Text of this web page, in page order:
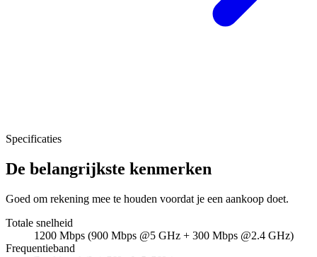
Specificaties
De belangrijkste kenmerken
Goed om rekening mee te houden voordat je een aankoop doet.
Totale snelheid
1200 Mbps (900 Mbps @5 GHz + 300 Mbps @2.4 GHz)
Frequentieband